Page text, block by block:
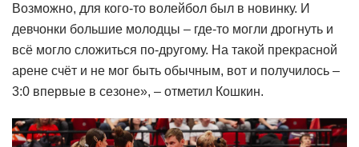
Возможно, для кого-то волейбол был в новинку. И
девчонки большие молодцы – где-то могли дрогнуть и
всё могло сложиться по-другому. На такой прекрасной
арене счёт и не мог быть обычным, вот и получилось –
3:0 впервые в сезоне», – отметил Кошкин.